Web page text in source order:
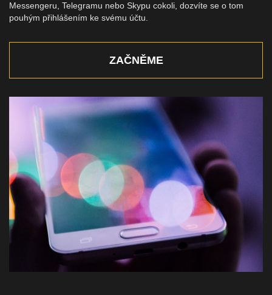
Messengeru, Telegramu nebo Skypu cokoli, dozvíte se o tom
pouhým přihlášením ke svému účtu.
ZAČNĚME